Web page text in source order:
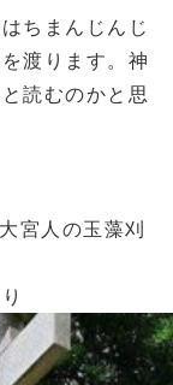
ちまんじんじ
渡ります。神
読むのかと思
宮人の玉藻刈